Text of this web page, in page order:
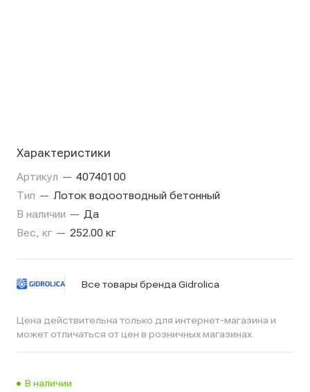
Характеристики
Артикул — 40740100
Тип — Лоток водоотводный бетонный
В наличии — Да
Вес, кг — 252.00 кг
Все товары бренда Gidrolica
Цена действительна только для интернет-магазина и
может отличаться от цен в розничных магазинах
В наличии